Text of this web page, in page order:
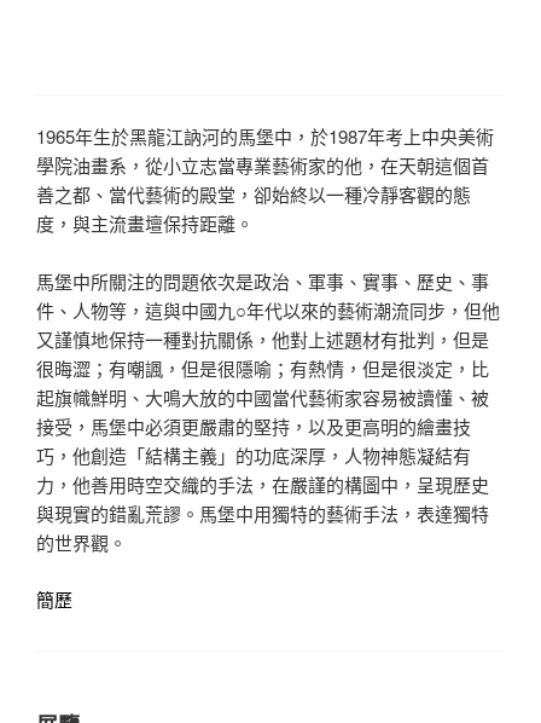
1965年生於黑龍江訥河的馬堡中，於1987年考上中央美術
學院油畫系，從小立志當專業藝術家的他，在天朝這個首
善之都、當代藝術的殿堂，卻始終以一種冷靜客觀的態
度，與主流畫壇保持距離。
馬堡中所關注的問題依次是政治、軍事、實事、歷史、事
件、人物等，這與中國九○年代以來的藝術潮流同步，但他
又謹慎地保持一種對抗關係，他對上述題材有批判，但是
很晦澀；有嘲諷，但是很隱喻；有熱情，但是很淡定，比
起旗幟鮮明、大鳴大放的中國當代藝術家容易被讀懂、被
接受，馬堡中必須更嚴肅的堅持，以及更高明的繪畫技
巧，他創造「結構主義」的功底深厚，人物神態凝結有
力，他善用時空交織的手法，在嚴謹的構圖中，呈現歷史
與現實的錯亂荒謬。馬堡中用獨特的藝術手法，表達獨特
的世界觀。
簡歷